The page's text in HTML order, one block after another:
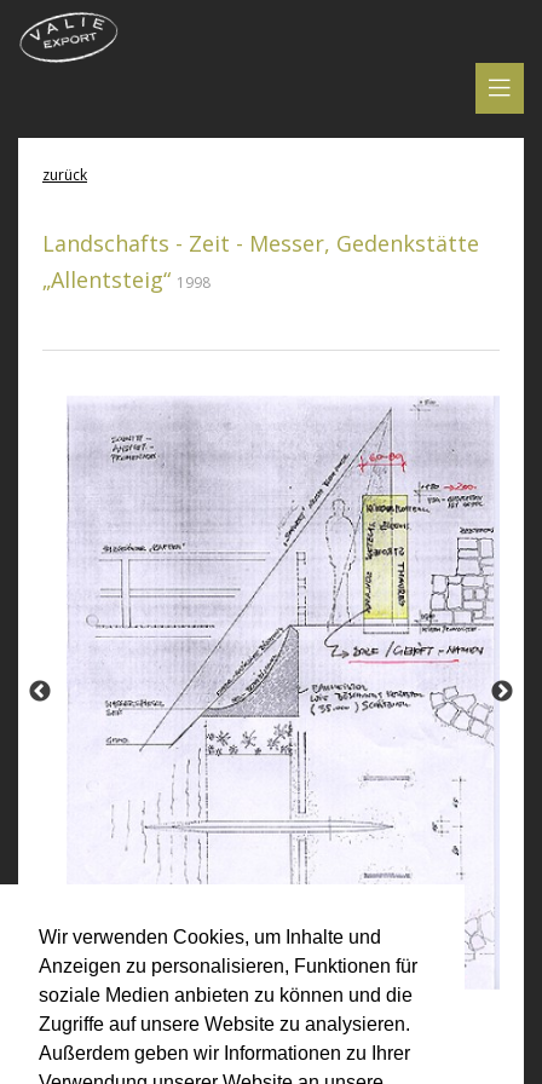
Wir verwenden Cookies, um Inhalte und
Anzeigen zu personalisieren, Funktionen für
soziale Medien anbieten zu können und die
Zugriffe auf unsere Website zu analysieren.
Außerdem geben wir Informationen zu Ihrer
zurück
Landschafts - Zeit - Messer, Gedenkstätte
„Allentsteig“ 1998
Kategorien: